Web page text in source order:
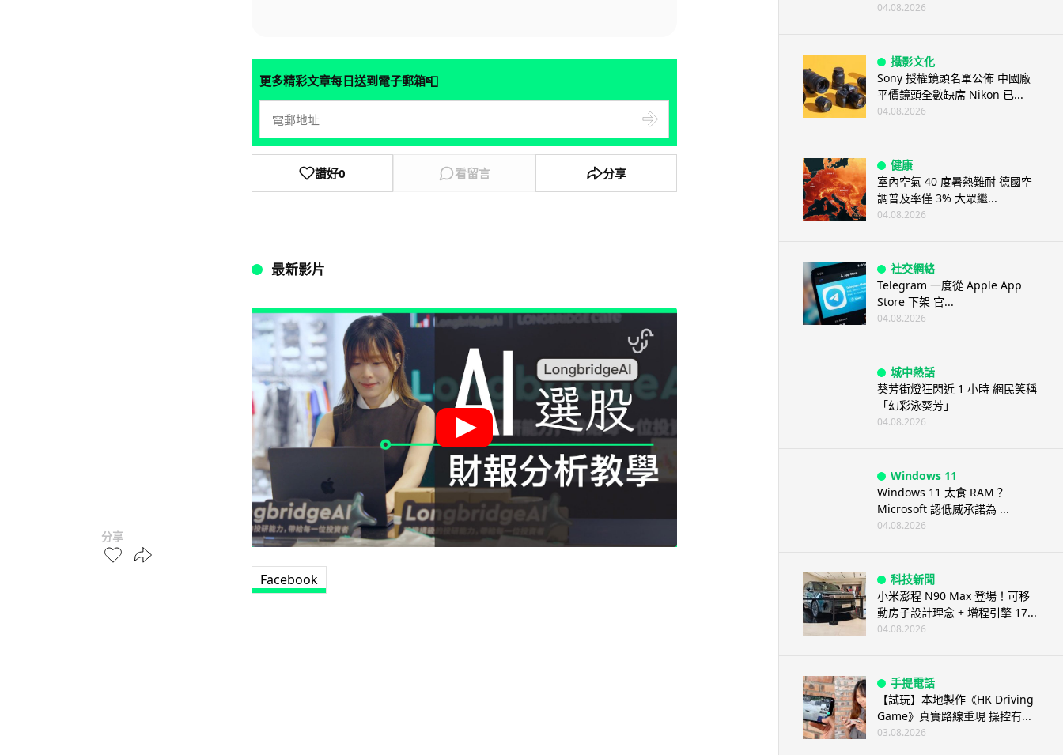
分享
更多精彩文章每日送到電子郵箱📮
讚好0 看留言 分享
最新影片
Facebook
04.08.2026
攝影文化
Sony 授權鏡頭名單公佈 中國廠
平價鏡頭全數缺席 Nikon 已...
04.08.2026
健康
室內空氣 40 度暑熱難耐 德國空
調普及率僅 3% 大眾繼...
04.08.2026
社交網絡
Telegram 一度從 Apple App
Store 下架 官...
04.08.2026
城中熱話
葵芳街燈狂閃近 1 小時 網民笑稱
「幻彩泳葵芳」
04.08.2026
Windows 11
Windows 11 太食 RAM？
Microsoft 認低威承諾為 ...
04.08.2026
科技新聞
小米澎程 N90 Max 登場！可移
動房子設計理念 + 增程引擎 17...
04.08.2026
手提電話
【試玩】本地製作《HK Driving
Game》真實路線重現 操控有...
03.08.2026